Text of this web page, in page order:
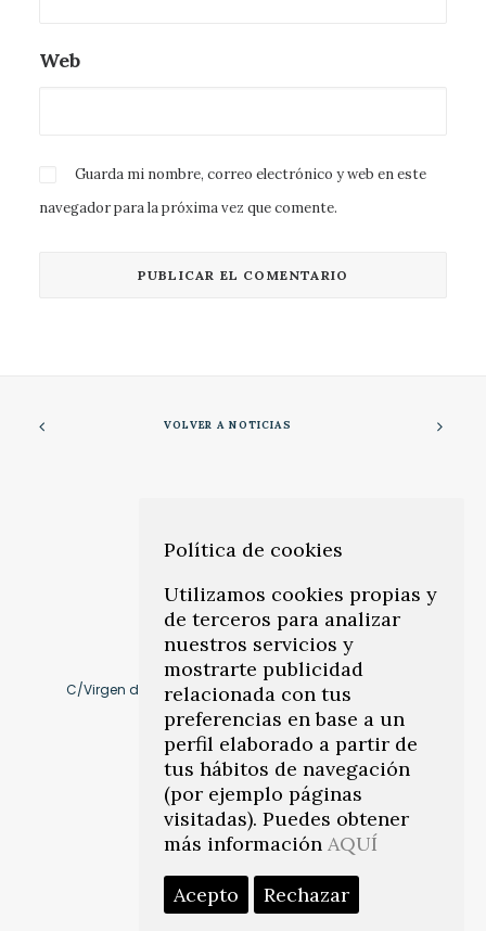
Web
Guarda mi nombre, correo electrónico y web en este
navegador para la próxima vez que comente.
VOLVER A NOTICIAS
C/Virgen de Montserrat, 10 41011, Los Remedios. Sevilla
Cómo llegar
info@citeasevilla.es
Teléfonos:954 45 78 86–
671 817 031
Política de cookies
Utilizamos cookies propias y
de terceros para analizar
nuestros servicios y
mostrarte publicidad
relacionada con tus
preferencias en base a un
perfil elaborado a partir de
tus hábitos de navegación
(por ejemplo páginas
visitadas). Puedes obtener
más información AQUÍ
Acepto Rechazar